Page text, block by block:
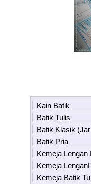
Kain Batik
Batik Tulis
Batik Klasik
Batik Pria
Kemeja Lengan
Kemeja
Kemeja Batik